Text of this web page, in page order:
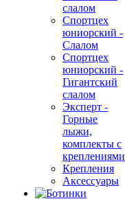
слалом
Спортцех
юниорский -
Слалом
Спортцех
юниорский -
Гигантский
слалом
Эксперт -
Горные
лыжи,
комплекты с
креплениями
Крепления
Аксессуары